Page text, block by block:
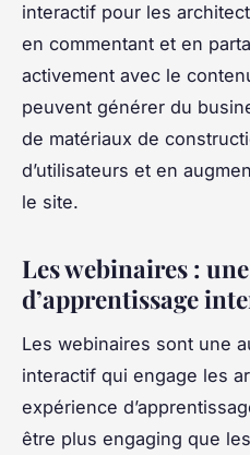
interactif pour les
en commentant et en
activement avec le
peuvent générer du
de matériaux de
d’utilisateurs et en
le site.
Les webinaires :
d’apprentissage
Les webinaires sont une
interactif qui engage les
expérience
être plus engaging que